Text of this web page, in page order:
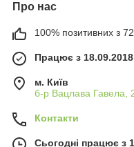
Про нас
100% позитивних з 72
Працює з 18.09.2018
м. Київ
б-р Вацлава Гавела,
Контакти
Сьогодні працює з